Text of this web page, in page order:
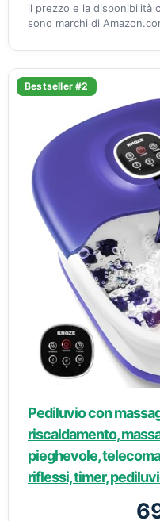
il prezzo e la disponibilità
sono marchi di
Bestseller #2
Pediluvio con
riscaldamento,
pieghevole,
riflessi, timer,